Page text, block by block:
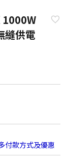
1000W
縫供電
付款方式及優惠